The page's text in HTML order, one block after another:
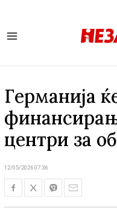
Германија
центри за
12/05/2026 07:36